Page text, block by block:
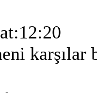
karşılar